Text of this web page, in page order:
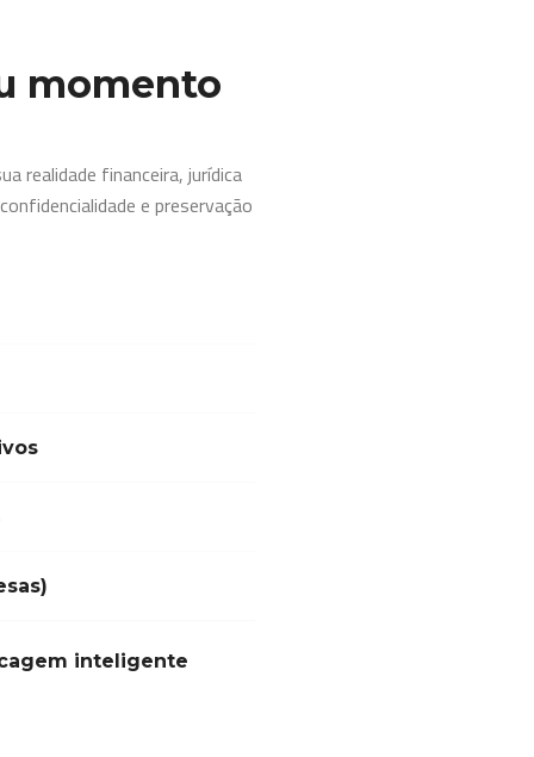
momento
realidade financeira, jurídica
e preservação
inteligente